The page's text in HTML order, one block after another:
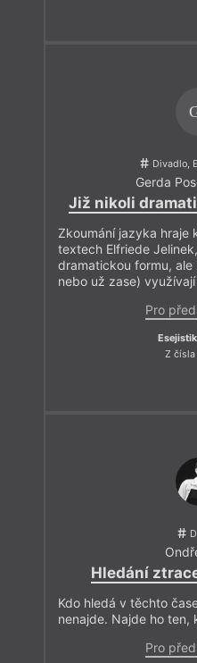
Divadlo,
Gerda
Již nikoli
Zkoumání jazyka hraje
textech Elfriede
dramatickou formu,
nebo už zase)
Pro
Z čísla
Hledání
Kdo hledá v těchto
nenajde. Najde ho ten,
Pro